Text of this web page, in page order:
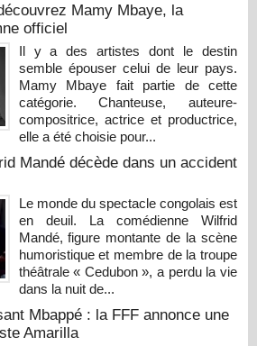
Mamy Mbaye, la
officiel
Il y a des artistes dont le destin
semble épouser celui de leur pays.
Mamy Mbaye fait partie de cette
catégorie. Chanteuse, auteure-
compositrice, actrice et productrice,
elle a été choisie pour...
Mandé décède dans un accident
Le monde du spectacle congolais est
en deuil. La comédienne Wilfrid
Mandé, figure montante de la scène
humoristique et membre de la troupe
théâtrale « Cedubon », a perdu la vie
dans la nuit de...
Mbappé : la FFF annonce une
Amarilla